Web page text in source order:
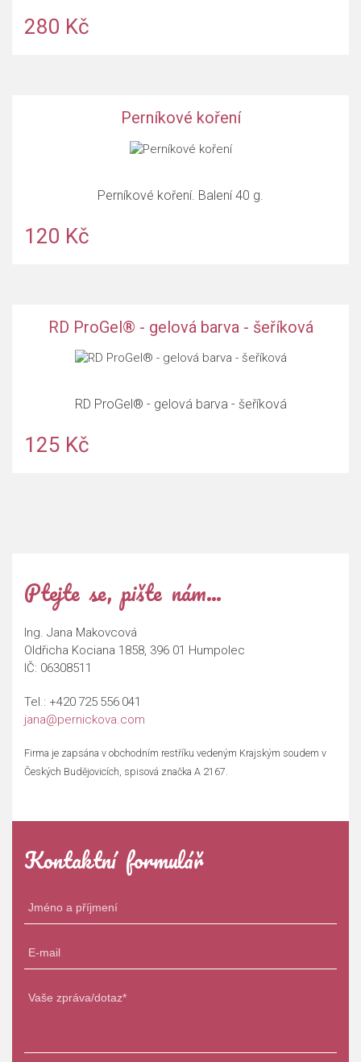
280 Kč
Perníkové koření
Perníkové koření. Balení 40 g.
120 Kč
RD ProGel® - gelová barva - šeříková
RD ProGel® - gelová barva - šeříková
125 Kč
Ptejte se, pište nám…
Ing. Jana Makovcová
Oldřicha Kociana 1858, 396 01 Humpolec
IČ: 06308511
Tel.: +420 725 556 041
jana@pernickova.com
Firma je zapsána v obchodním restříku vedeným Krajským soudem v
Českých Budějovicích, spisová značka A 2167.
Kontaktní formulář